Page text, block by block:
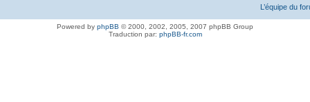
L’équipe du
Powered by phpBB © 2000, 2002, 2005, 2007 phpBB Group
Traduction par: phpBB-fr.com